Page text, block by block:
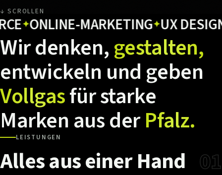
↓ SCROLLEN
ONLINE-MARKETING✦ UX DESIGN✦
Wirdenken,gestalten,
entwickeln und geben
Vollgasfürstarke
MarkenausderPfalz.
LEISTUNGEN
AllesauseinerHand 01